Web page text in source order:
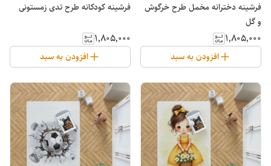
فرشینه دخترانه مخمل طرح خرگوش
و گل
۱٬۸۰۵٬۰۰۰
افزودن به سبد
فرشینه کودکانه طرح تدی زمستونی
۱٬۸۰۵٬۰۰۰
افزودن به سبد